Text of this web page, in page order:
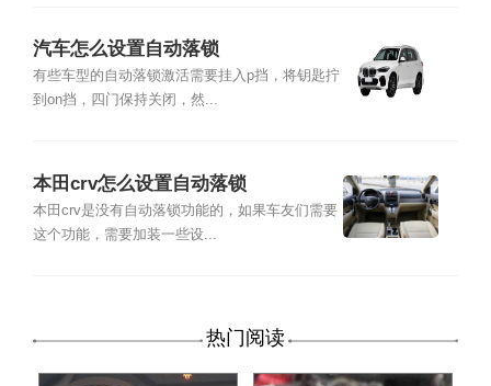
汽车怎么设置自动落锁
有些车型的自动落锁激活需要挂入p挡，将钥匙拧
到on挡，四门保持关闭，然...
本田crv怎么设置自动落锁
本田crv是没有自动落锁功能的，如果车友们需要
这个功能，需要加装一些设...
热门阅读